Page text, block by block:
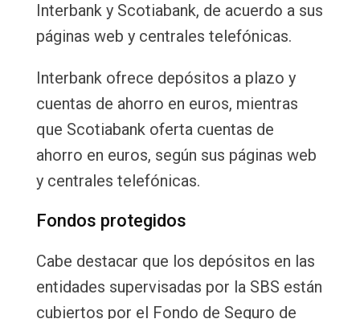
Interbank y Scotiabank, de acuerdo a sus
páginas web y centrales telefónicas.
Interbank ofrece depósitos a plazo y
cuentas de ahorro en euros, mientras
que Scotiabank oferta cuentas de
ahorro en euros, según sus páginas web
y centrales telefónicas.
Fondos protegidos
Cabe destacar que los depósitos en las
entidades supervisadas por la SBS están
cubiertos por el Fondo de Seguro de